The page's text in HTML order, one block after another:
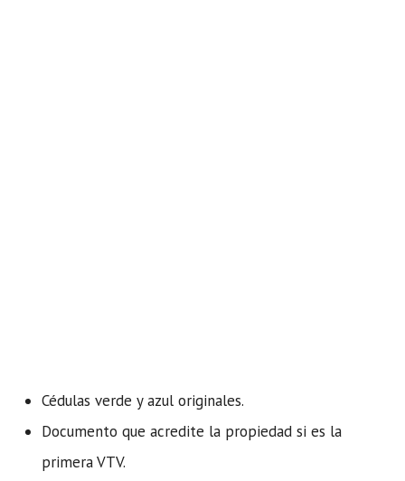
Cédulas verde y azul originales.
Documento que acredite la propiedad si es la
primera VTV.